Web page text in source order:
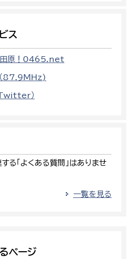
ス
田原！0465.net
87.9MHz)
）
る「よくある質問」はありませ
一覧を見る
ページ